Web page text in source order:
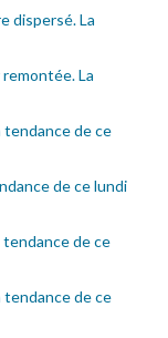
dispersé. La
La
tendance de ce
de ce lundi
de ce
tendance de ce